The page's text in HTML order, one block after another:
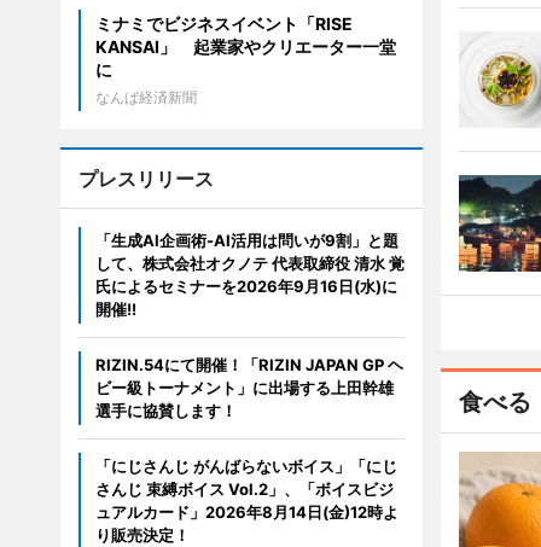
食べる
ミナミでビジネスイベント「RISE
KANSAI」 起業家やクリエーター一堂
に
なんば経済新聞
プレスリリース
「生成AI企画術-AI活用は問いが9割」と題
して、株式会社オクノテ 代表取締役 清水 覚
氏によるセミナーを2026年9月16日(水)に
開催!!
RIZIN.54にて開催！「RIZIN JAPAN GP ヘ
ビー級トーナメント」に出場する上田幹雄
選手に協賛します！
「にじさんじ がんばらないボイス」「にじ
さんじ 束縛ボイス Vol.2」、「ボイスビジ
ュアルカード」2026年8月14日(金)12時よ
り販売決定！